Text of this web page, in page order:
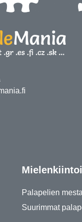
Palapelien
Suurimmat